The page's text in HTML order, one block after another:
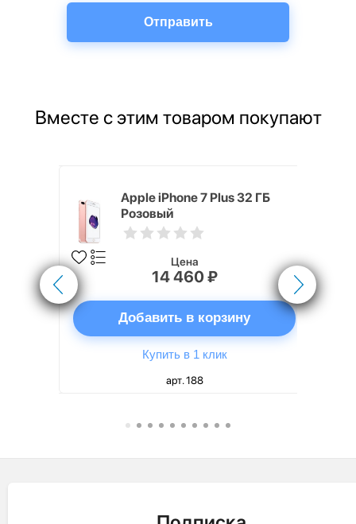
Вместе с этим товаром покупают
Apple iPhone 7 Plus 32 ГБ
Розовый
Цена
14 460 ₽
Добавить в корзину
Купить в 1 клик
арт. 188